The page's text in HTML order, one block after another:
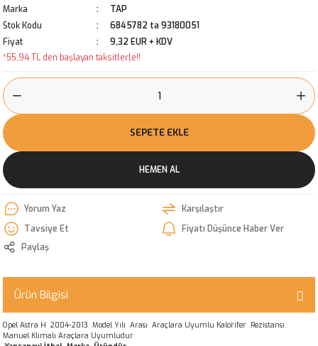
Marka
TAP
Stok Kodu
6845782 ta 93180051
Fiyat
9,32 EUR + KDV
*55,94 TL den başlayan taksitlerle!!
SEPETE EKLE
HEMEN AL
Yorum Yaz
Karşılaştır
Tavsiye Et
Fiyatı Düşünce Haber Ver
Paylaş
Ürün Bilgisi
Opel Astra H 2004-2013 Model Yılı Arası Araçlara Uyumlu Kalorifer Rezistansı.
Manuel Klimalı Araçlara Uyumludur